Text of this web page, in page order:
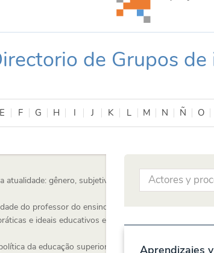
de Grupos
E F G H I J K L M N Ñ O
gênero, subjetividade e
do professor do ensino pós-primário
e ideais educativos e o espaço
da educação superior
Aprendizajes